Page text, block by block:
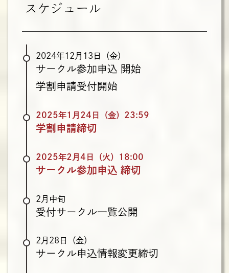
スケジュール
2024年12月13日（金）
サークル参加申込 開始
学割申請受付開始
2025年1月24日（金）23:59
学割申請締切
2025年2月4日（火）18:00
サークル参加申込 締切
2月中旬
受付サークル一覧公開
2月28日（金）
サークル申込情報変更締切